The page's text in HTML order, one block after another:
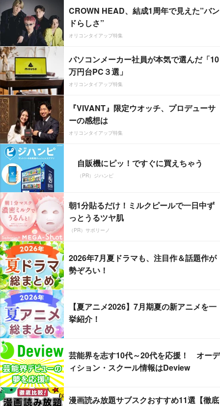
CROWN HEAD、結成1周年で見えた”バン
ドらしさ”
オリコンタイアップ特集
パソコンメーカー社員が本気で選んだ「10
万円台PC３選」
オリコンタイアップ特集
『VIVANT』限定ウオッチ、プロデューサ
ーの感想は
オリコンタイアップ特集
自販機にピッ！ですぐに買えちゃう
（PR）ジハンピ
朝1分貼るだけ！ミルクピールで一日中ず
っとうるツヤ肌
（PR）サボリーノ
2026年7月夏ドラマも、注目作＆話題作が
勢ぞろい！
【夏アニメ2026】7月期夏の新アニメを一
挙紹介！
芸能界を志す10代～20代を応援！ オーデ
ィション・スクール情報はDeview
漫画読み放題サブスクおすすめ11選【徹底